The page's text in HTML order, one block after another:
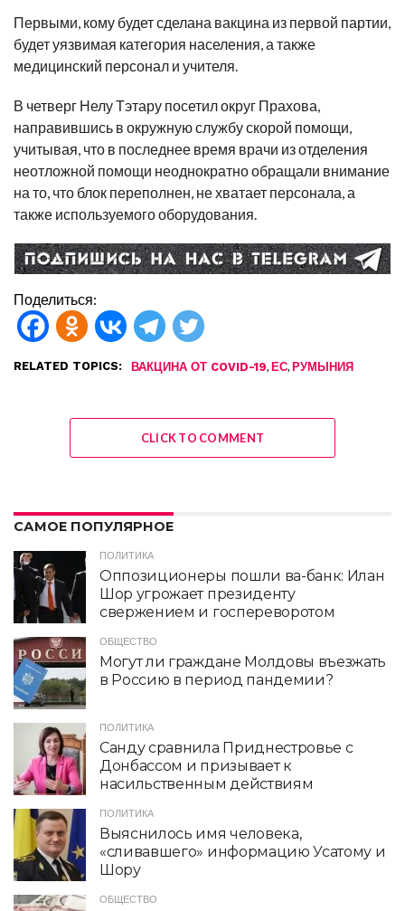
Первыми, кому будет сделана вакцина из первой партии,
будет уязвимая категория населения, а также
медицинский персонал и учителя.
В четверг Нелу Тэтару посетил округ Прахова,
направившись в окружную службу скорой помощи,
учитывая, что в последнее время врачи из отделения
неотложной помощи неоднократно обращали внимание
на то, что блок переполнен, не хватает персонала, а
также используемого оборудования.
Поделиться:
RELATED TOPICS: ВАКЦИНА ОТ COVID-19, ЕС, РУМЫНИЯ
CLICK TO COMMENT
САМОЕ ПОПУЛЯРНОЕ
ПОЛИТИКА
Оппозиционеры пошли ва-банк: Илан
Шор угрожает президенту
свержением и госпереворотом
ОБЩЕСТВО
Могут ли граждане Молдовы въезжать
в Россию в период пандемии?
ПОЛИТИКА
Санду сравнила Приднестровье с
Донбассом и призывает к
насильственным действиям
ПОЛИТИКА
Выяснилось имя человека,
«сливавшего» информацию Усатому и
Шору
ОБЩЕСТВО